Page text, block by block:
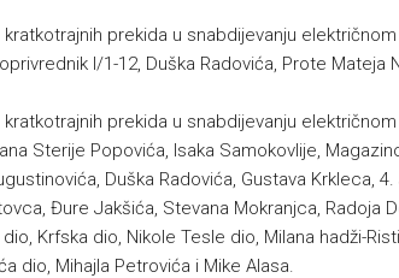
prekida u snabdijevanju
I/1-12, Duška Radovića, Prote
prekida u snabdijevanju
Sterije Popovića, Isaka Samokovlije,
Duška Radovića, Gustava Krkleca,
Đure Jakšića, Stevana Mokranjca, Radoja
Krfska dio, Nikole Tesle dio, Milana hadži-
dio, Mihajla Petrovića i Mike Alasa.